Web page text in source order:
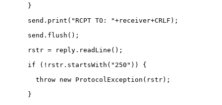
      }
      send.print("RCPT TO: "+receiver+CRLF);
      send.flush();
      rstr = reply.readLine();
      if (!rstr.startsWith("250")) {
      }